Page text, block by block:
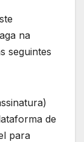
na
seguintes
de
para